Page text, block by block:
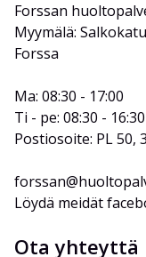
Forssan
Myymälä:
Forssa
Ma: 08:30 - 17:00
Ti - pe: 08:30 - 16:30
Postiosoite: PL 50,
Löydä meidät
Ota yhteyttä